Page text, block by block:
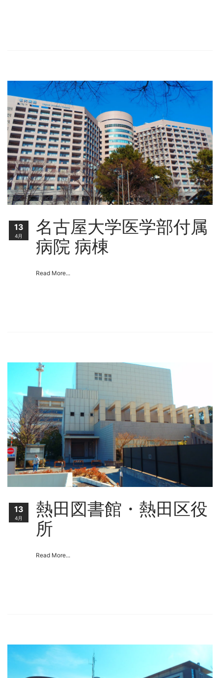
名古屋大学医学部付属
病院 病棟
Read More...
13
4月
熱田図書館・熱田区役
所
Read More...
13
4月